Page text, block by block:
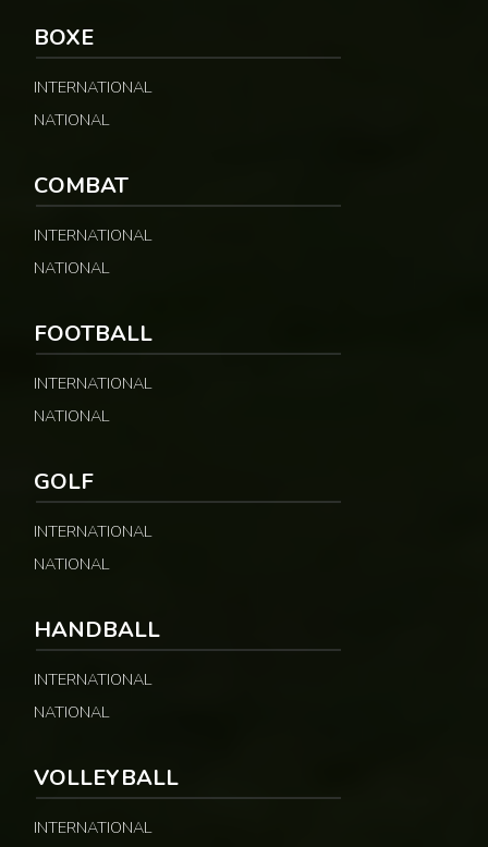
BOXE
INTERNATIONAL
NATIONAL
COMBAT
INTERNATIONAL
NATIONAL
FOOTBALL
INTERNATIONAL
NATIONAL
GOLF
INTERNATIONAL
NATIONAL
HANDBALL
INTERNATIONAL
NATIONAL
VOLLEYBALL
INTERNATIONAL